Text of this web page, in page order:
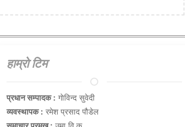
हाम्राे टिम
प्रधान सम्पादक : गाेविन्द सुवेदी
व्यवस्थापक : रमेश प्रसाद पौडेल